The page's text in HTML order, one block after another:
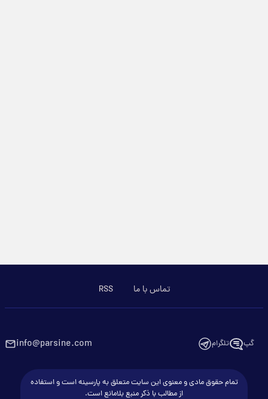
تماس با ما RSS
گپ تلگرام info@parsine.com
تمام حقوق مادی و معنوی این سایت متعلق به پارسینه است و استفاده
از مطالب با ذکر منبع بلامانع است.